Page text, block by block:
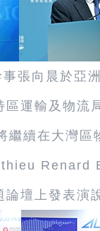
張向晨於亞
運輸及物流
繼續在大灣區
Renard
壇上發表演